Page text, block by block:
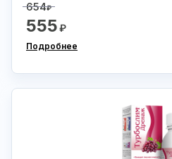
654₽
555₽
Подробнее